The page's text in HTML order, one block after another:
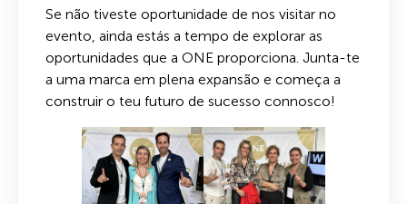
Se não tiveste oportunidade de nos visitar no
evento, ainda estás a tempo de explorar as
oportunidades que a ONE proporciona. Junta-te
a uma marca em plena expansão e começa a
construir o teu futuro de sucesso connosco!